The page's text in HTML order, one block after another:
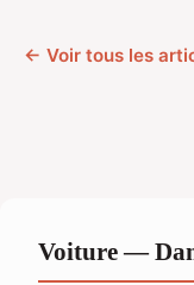
← Voir tous les
Voiture —